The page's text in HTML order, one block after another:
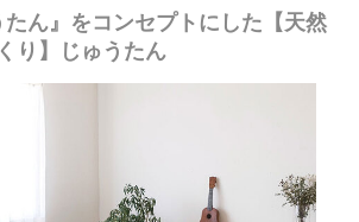
たん』をコンセプトにした【天然
り】じゅうたん